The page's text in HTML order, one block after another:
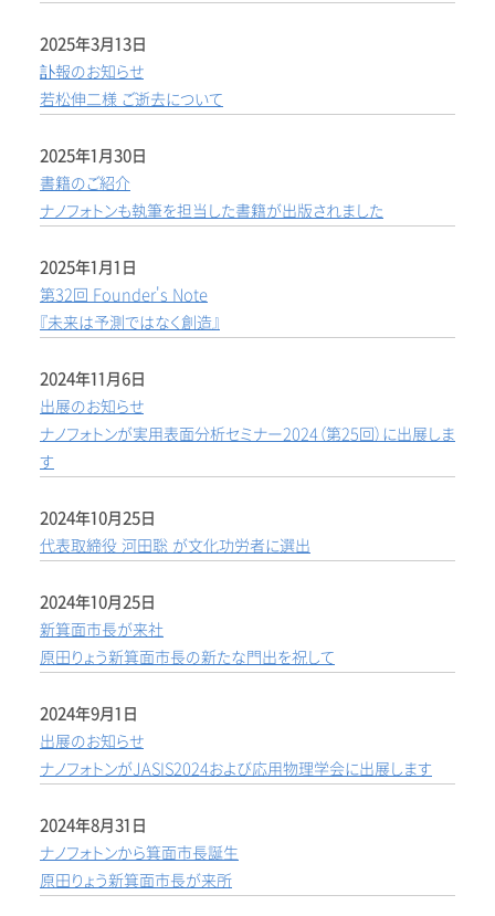
2025年3月13日
訃報のお知らせ
若松伸二様 ご逝去について
2025年1月30日
書籍のご紹介
ナノフォトンも執筆を担当した書籍が出版されました
2025年1月1日
第32回 Founder's Note
『未来は予測ではなく創造』
2024年11月6日
出展のお知らせ
ナノフォトンが実用表面分析セミナー2024（第25回）に出展しま
す
2024年10月25日
代表取締役 河田聡 が文化功労者に選出
2024年10月25日
新箕面市長が来社
原田りょう新箕面市長の新たな門出を祝して
2024年9月1日
出展のお知らせ
ナノフォトンがJASIS2024および応用物理学会に出展します
2024年8月31日
ナノフォトンから箕面市長誕生
原田りょう新箕面市長が来所